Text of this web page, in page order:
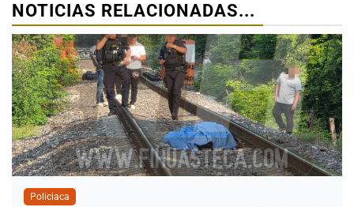
NOTICIAS RELACIONADAS...
Policiaca